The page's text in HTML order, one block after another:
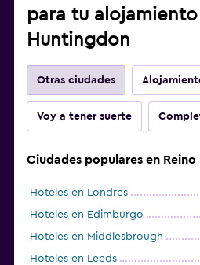
para tu
Huntingdon
Otras ciudades
Voy a tener suerte
Ciudades populares en Reino
Hoteles en Londres
Hoteles en Edimburgo
Hoteles en Middlesbrough
Hoteles en Leeds